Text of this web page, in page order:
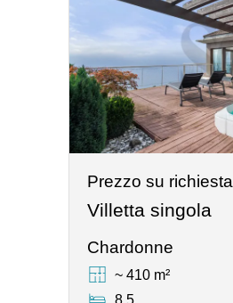
Prezzo su richiesta
Villetta singola
Chardonne
~ 410 m²
8.5